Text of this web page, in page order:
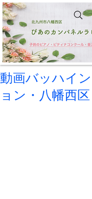
動画バッハイ
ョン・八幡西